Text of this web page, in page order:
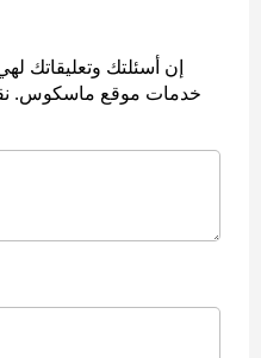
إن أسئلتك وتعليقاتك
خدمات موقع ماسكوس.